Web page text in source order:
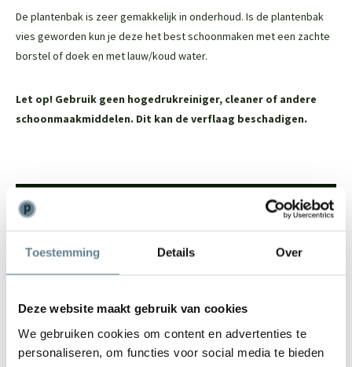
Toestemming Details Over
Deze website maakt gebruik van cookies
We gebruiken cookies om content en advertenties te
personaliseren, om functies voor social media te bieden
De plantenbak is zeer gemakkelijk in onderhoud. Is de plantenbak
vies geworden kun je deze het best schoonmaken met een zachte
borstel of doek en met lauw/koud water.
Let op! Gebruik geen hogedrukreiniger, cleaner of andere
schoonmaakmiddelen. Dit kan de verflaag beschadigen.
team!
Bel0344-228104
Mailinfo@polyesterplantenbakken.nl